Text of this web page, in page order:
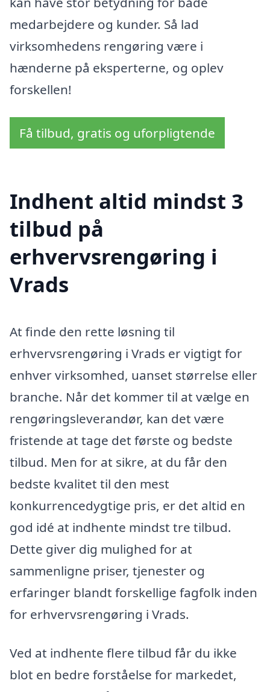
medarbejdere og kunder. Så lad
virksomhedens rengøring være i
hænderne på eksperterne, og oplev
forskellen!
Få tilbud, gratis og uforpligtende
Indhent altid mindst 3
tilbud på
erhvervsrengøring i
Vrads
At finde den rette løsning til
erhvervsrengøring i Vrads er vigtigt for
enhver virksomhed, uanset størrelse eller
branche. Når det kommer til at vælge en
rengøringsleverandør, kan det være
fristende at tage det første og bedste
tilbud. Men for at sikre, at du får den
bedste kvalitet til den mest
konkurrencedygtige pris, er det altid en
god idé at indhente mindst tre tilbud.
Dette giver dig mulighed for at
sammenligne priser, tjenester og
erfaringer blandt forskellige fagfolk inden
for erhvervsrengøring i Vrads.
Ved at indhente flere tilbud får du ikke
blot en bedre forståelse for markedet,